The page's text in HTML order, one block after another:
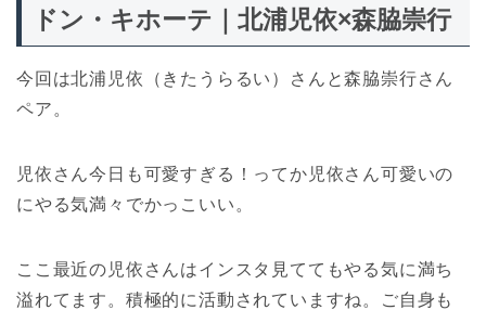
ドン・キホーテ｜北浦児依×森脇崇行
今回は北浦児依（きたうらるい）さんと森脇崇行さん
ペア。
児依さん今日も可愛すぎる！ってか児依さん可愛いの
にやる気満々でかっこいい。
ここ最近の児依さんはインスタ見ててもやる気に満ち
溢れてます。積極的に活動されていますね。ご自身も